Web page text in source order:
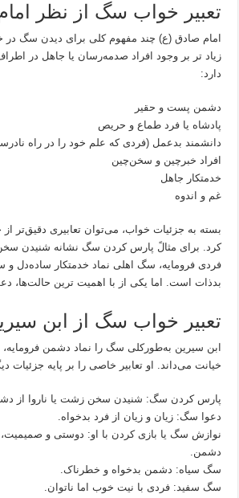
تعبیر خواب سگ از نظر
امام صادق (ع) چند مفهوم کلی برای دیدن سگ در
زیاد تر بر وجود افراد صدمه‌رسان یا جاهل در
دارد:
دشمن پست و حقیر
پادشاه یا فرد طماع و حریص
دانشمند بدعمل (فردی که علم خود را در راه
افراد خبرچین و سخن‌چین
خدمتکار جاهل
غم و اندوه
بسته به جزئیات خواب، می‌توان تعابیری دقیق‌تر
کرد. برای مثالً پارس کردن سگ نشانه شنیدن
فردی فرومایه، سگ اهلی نماد خدمتکار ساده‌دل و
بدذات است. اما یکی از با اهمیت ترین حالت‌ها،
تعبیر خواب سگ از ابن
ابن سیرین به‌طورکلی سگ را نماد دشمن فرومایه،
خیانت می‌داند. او تعابیر خاصی را بر پایه جزئیات
پارس کردن سگ: شنیدن سخن زشت یا ناروا از
دعوا سگ: زیان و زیان از فرد بدخواه.
نوازش سگ یا بازی کردن با او: دوستی و صمیمیت،
دشمن.
سگ سیاه: دشمن بدخواه و خطرناک.
سگ سفید: فردی با نیت خوب اما ناتوان.